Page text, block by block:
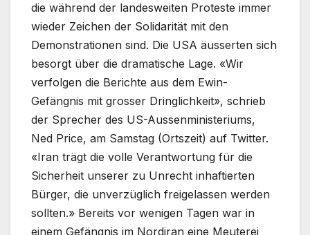
die während der landesweiten Proteste immer
wieder Zeichen der Solidarität mit den
Demonstrationen sind. Die USA äusserten sich
besorgt über die dramatische Lage. «Wir
verfolgen die Berichte aus dem Ewin-
Gefängnis mit grosser Dringlichkeit», schrieb
der Sprecher des US-Aussenministeriums,
Ned Price, am Samstag (Ortszeit) auf Twitter.
«Iran trägt die volle Verantwortung für die
Sicherheit unserer zu Unrecht inhaftierten
Bürger, die unverzüglich freigelassen werden
sollten.» Bereits vor wenigen Tagen war in
einem Gefängnis im Nordiran eine Meuterei